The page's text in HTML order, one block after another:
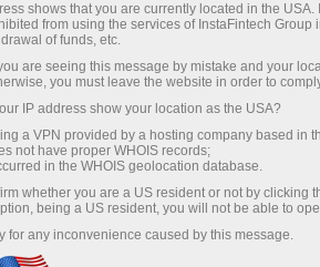
ท่องโลกภูมิศา
ทาง
ท่องโลกภูมิศาสตร์กับทาง
หมายใหม่สำหรับการท่องเที่ยว
สถานีโทรทัศน์ InstaForex ได้ไปเ
ชมสถานที่ทางการเงินหลายแห่ง
เจอกับวัฒนธรรมอันเก่าแก่ที่ได้
กับจังหวะวิถีชีวิตทางธุรกิจในสมัย
shows that you are currently located in the
from using the services of InstaFintech
of funds, etc.
are seeing this message by mistake and your
you must leave the website in order to
IP address show your location as the USA?
a VPN provided by a hosting company based in
not have proper WHOIS records;
in the WHOIS geolocation database.
whether you are a US resident or not by clicking
being a US resident, you will not be able to
for any inconvenience caused by this message.